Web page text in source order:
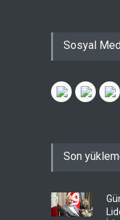
Sosyal
Son